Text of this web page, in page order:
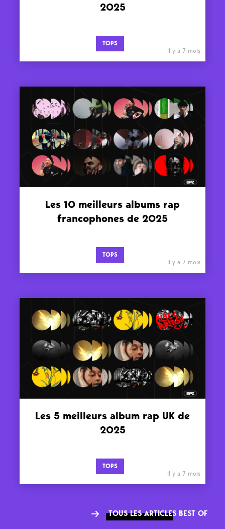
2025
TOPS
il y a 7 mois
Les 10 meilleurs albums rap
francophones de 2025
TOPS
il y a 7 mois
Les 5 meilleurs album rap UK de
2025
TOPS
il y a 7 mois
TOUS LES ARTICLES BEST OF